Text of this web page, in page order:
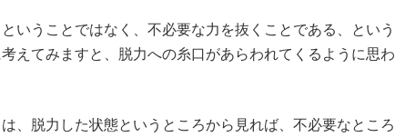
いうことではなく、不必要な力を抜くことである、という
えてみますと、脱力への糸口があらわれてくるように思わ
、脱力した状態というところから見れば、不必要なところ